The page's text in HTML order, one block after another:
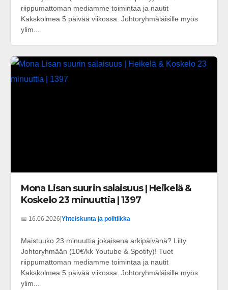
riippumattoman mediamme toimintaa ja nautit
Kakskolmea 5 päivää viikossa. Johtoryhmäläisille myös
ylim...
Mona Lisan suurin salaisuus | Heikelä &
Koskelo 23 minuuttia | 1397
📅 16.06.2026 Yhteiskunta ja politiikka
Maistuuko 23 minuuttia jokaisena arkipäivänä? Liity
Johtoryhmään (10€/kk Youtube & Spotify)! Tuet
riippumattoman mediamme toimintaa ja nautit
Kakskolmea 5 päivää viikossa. Johtoryhmäläisille myös
ylim...